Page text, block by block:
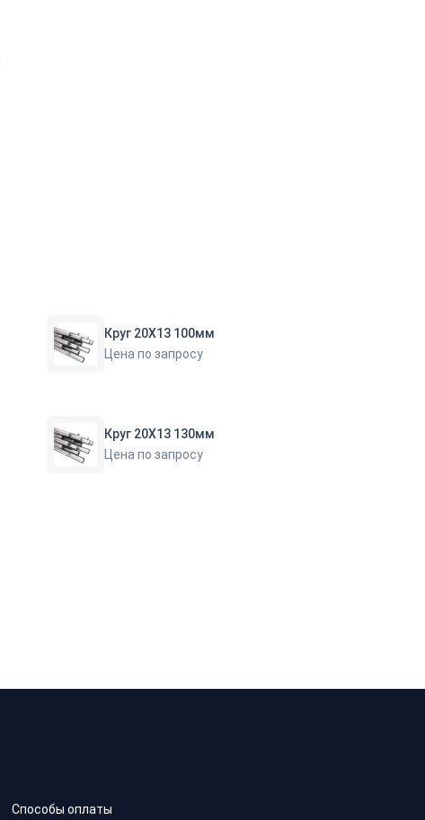
Круг 20Х13 100мм
Цена по запросу
Круг 20Х13 130мм
Цена по запросу
Способы оплаты